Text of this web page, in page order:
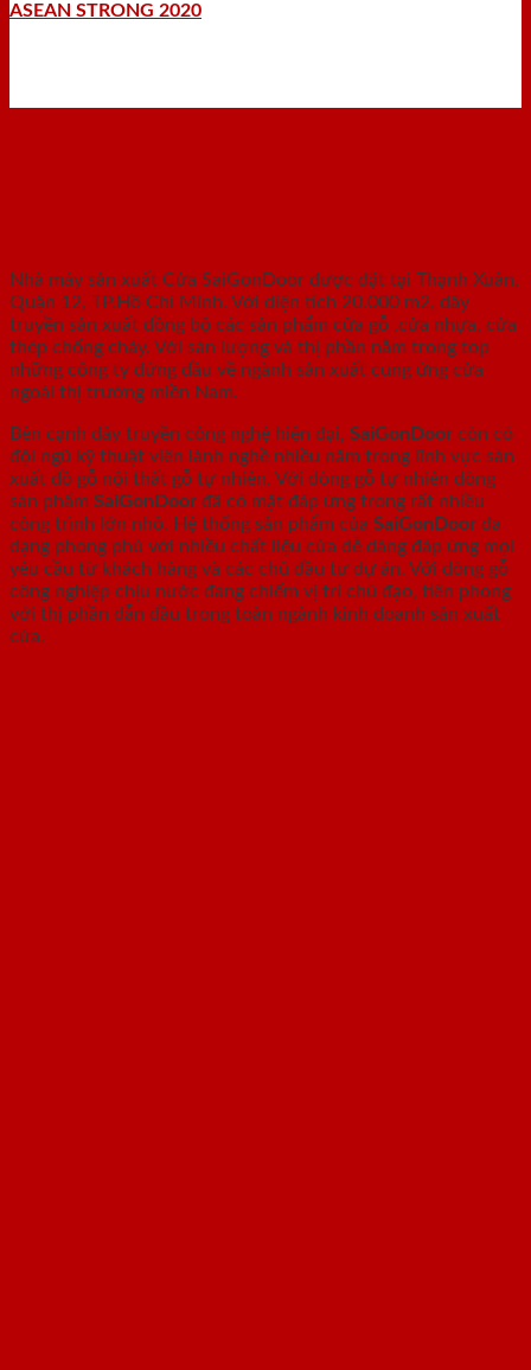
ASEAN STRONG 2020
Nhà máy sản xuất Cửa SaiGonDoor được đặt tại Thạnh Xuân,
Quận 12, TP.Hồ Chí Minh. Với diện tích 20.000 m2, dây
truyền sản xuất đồng bộ các sản phẩm cửa gỗ ,cửa nhựa, cửa
thép chống cháy. Với sản lượng và thị phần nằm trong top
những công ty đứng đầu về ngành sản xuất cung ứng cửa
ngoài thị trường miền Nam.
Bên cạnh dây truyền công nghệ hiện đại, SaiGonDoor còn có
đội ngũ kỹ thuật viên lành nghề nhiều năm trong lĩnh vực sản
xuất đồ gỗ nội thất gỗ tự nhiên. Với dòng gỗ tự nhiên dòng
sản phẩm SaiGonDoor đã có mặt đáp ứng trong rất nhiều
công trình lớn nhỏ. Hệ thống sản phẩm của SaiGonDoor đa
dạng phong phú với nhiều chất liệu cửa dễ dàng đáp ứng mọi
yêu cầu từ khách hàng và các chủ đầu tư dự án. Với dòng gỗ
công nghiệp chịu nước đang chiếm vị trí chủ đạo, tiên phong
với thị phần dẫn đầu trong toàn ngành kinh doanh sản xuất
cửa.